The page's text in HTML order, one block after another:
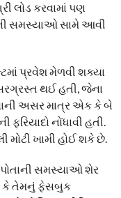
લોડ કરવામાં પણ
સમસ્યાઓ સામે આવી
પ્રવેશ મેળવી શક્યા
થઈ હતી, જેના
અસર માત્ર એક કે બે
નોંધાવી હતી.
મોટી ખામી હોઈ શકે છે.
પોતાની સમસ્યાઓ શેર
કે તેમનું ફેસબુક